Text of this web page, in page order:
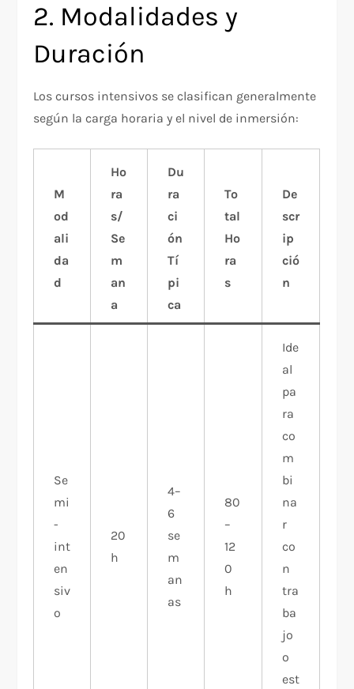
2. Modalidades y
Duración
Los cursos intensivos se clasifican generalmente
según la carga horaria y el nivel de inmersión:
M
od
ali
da
d
Ho
ra
s/
Se
m
an
a
Du
ra
ci
ón
Tí
pi
ca
To
tal
Ho
ra
s
De
scr
ip
ció
n
Se
mi
-
int
en
siv
o
20
h
4–
6
se
m
an
as
80
–
12
0
h
Ide
al
pa
ra
co
m
bi
na
r
co
n
tra
ba
jo
o
est